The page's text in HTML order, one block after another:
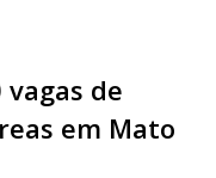
vagas de
em Mato